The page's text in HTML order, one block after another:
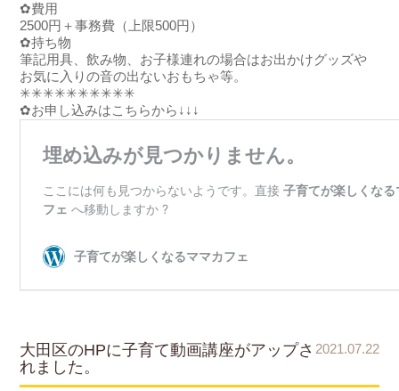
✿費用
2500円＋事務費（上限500円）
✿持ち物
筆記用具、飲み物、お子様連れの場合はお出かけグッズや
お気に入りの音の出ないおもちゃ等。
✳✳✳✳✳✳✳✳✳✳
✿お申し込みはこちらから↓↓↓
2021.07.22
大田区のHPに子育て動画講座がアップさ
れました。